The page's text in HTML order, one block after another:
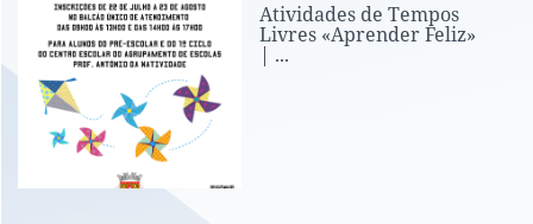
Atividades de Tempos
Livres «Aprender Feliz»
| ...